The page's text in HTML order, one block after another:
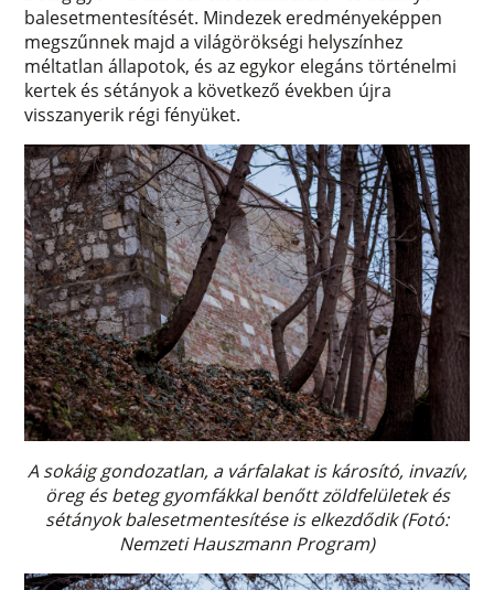
balesetmentesítését. Mindezek eredményeképpen
megszűnnek majd a világörökségi helyszínhez
méltatlan állapotok, és az egykor elegáns történelmi
kertek és sétányok a következő években újra
visszanyerik régi fényüket.
A sokáig gondozatlan, a várfalakat is károsító, invazív,
öreg és beteg gyomfákkal benőtt zöldfelületek és
sétányok balesetmentesítése is elkezdődik (Fotó:
Nemzeti Hauszmann Program)